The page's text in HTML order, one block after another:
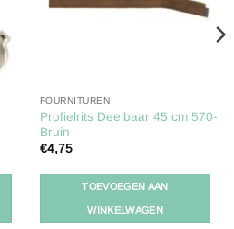
FOURNITUREN
Profielrits Deelbaar 45 cm 570-
Bruin
€4,75
TOEVOEGEN AAN
WINKELWAGEN